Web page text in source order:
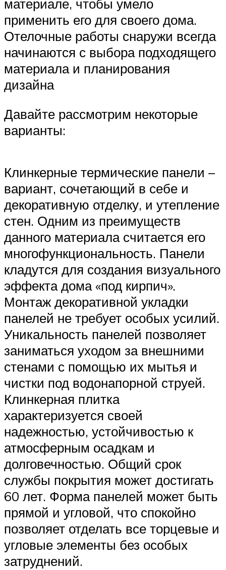
материале, чтобы умело
применить его для своего дома.
Отелочные работы снаружи всегда
начинаются с выбора подходящего
материала и планирования
дизайна
Давайте рассмотрим некоторые
варианты:
Клинкерные термические панели –
вариант, сочетающий в себе и
декоративную отделку, и утепление
стен. Одним из преимуществ
данного материала считается его
многофункциональность. Панели
кладутся для создания визуального
эффекта дома «под кирпич».
Монтаж декоративной укладки
панелей не требует особых усилий.
Уникальность панелей позволяет
заниматься уходом за внешними
стенами с помощью их мытья и
чистки под водонапорной струей.
Клинкерная плитка
характеризуется своей
надежностью, устойчивостью к
атмосферным осадкам и
долговечностью. Общий срок
службы покрытия может достигать
60 лет. Форма панелей может быть
прямой и угловой, что спокойно
позволяет отделать все торцевые и
угловые элементы без особых
затруднений.